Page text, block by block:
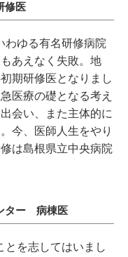
修医
わゆる有名研修病院
あえなく失敗。地
期研修医となりまし
医療の礎となる考え
会い、また主体的に
今、医師人生をやり
は島根県立中央病院
ター 病棟医
とを志してはいまし